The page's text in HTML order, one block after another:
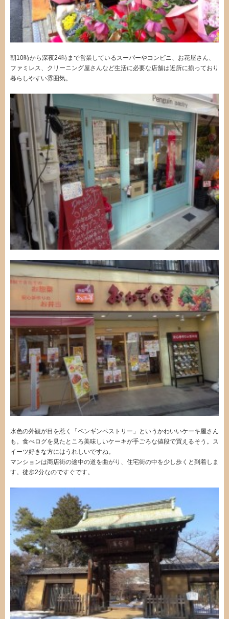
朝10時から深夜24時まで営業しているスーパーやコンビニ、お花屋さん、
ファミレス、クリーニング屋さんなど生活に必要な店舗は近所に揃っており
暮らしやすい雰囲気。
水色の外観が目を惹く「ペンギンペストリー」というかわいいケーキ屋さん
も。食べログを見たところ美味しいケーキが手ごろな値段で買えるそう。ス
イーツ好きな方にはうれしいですね。
マンションは商店街の途中の道を曲がり、住宅街の中を少し歩くと到着しま
す。徒歩2分なのですぐです。